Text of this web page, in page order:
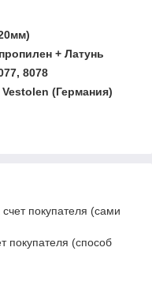
+ Латунь
8078
(Германия)
покупателя (сами
покупателя (способ